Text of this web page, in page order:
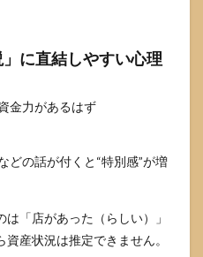
に直結しやすい心理
金力があるはず
どの話が付くと“特別感”が増
「店があった（らしい）」
産状況は推定できません。